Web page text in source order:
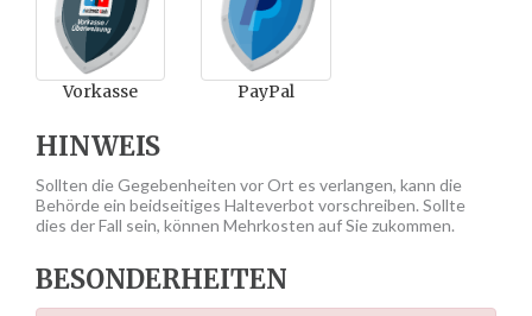
Vorkasse PayPal
HINWEIS
Sollten die Gegebenheiten vor Ort es verlangen, kann die
Behörde ein beidseitiges Halteverbot vorschreiben. Sollte
dies der Fall sein, können Mehrkosten auf Sie zukommen.
BESONDERHEITEN